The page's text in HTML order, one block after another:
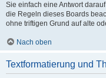
Sie einfach eine Antwort
die Regeln dieses Boards
ohne triftigen Grund auf alte
Nach oben
Textformatierung und